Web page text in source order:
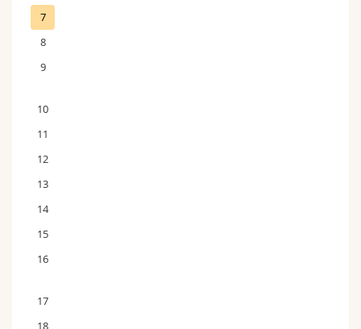
7
8
9
10
11
12
13
14
15
16
17
18